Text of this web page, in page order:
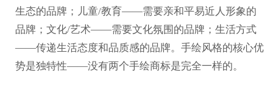
生态的品牌；儿童/教育——需要亲和平易近人形象的
品牌；文化/艺术——需要文化氛围的品牌；生活方式
——传递生活态度和品质感的品牌。手绘风格的核心优
势是独特性——没有两个手绘商标是完全一样的。